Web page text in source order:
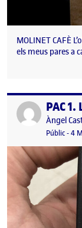
MOLINET CAFÈ
els meus pares a
Publicat perPAC
Publicat
Àngel
Visibilitat:
Públic-4